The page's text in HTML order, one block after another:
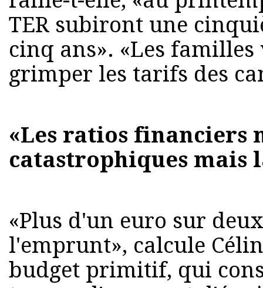
TER subiront une
cinq ans». «Les
grimper les tarifs des
«Les ratios financiers
catastrophiques mais
«Plus d'un euro sur
l'emprunt», calcule
budget primitif, qui